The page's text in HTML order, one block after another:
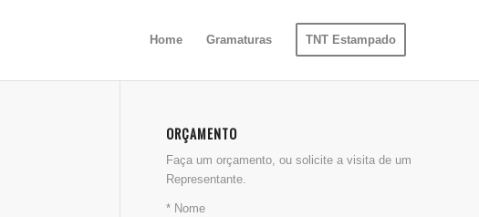
Home Gramaturas TNT Estampado
ORÇAMENTO
Faça um orçamento, ou solicite a visita de um
Representante.
* Nome